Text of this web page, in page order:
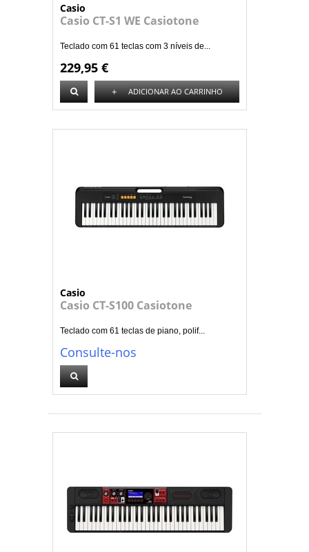
Casio
Casio CT-S1 WE Casiotone
Teclado com 61 teclas com 3 níveis de...
229,95 €
+ ADICIONAR AO CARRINHO
Casio
Casio CT-S100 Casiotone
Teclado com 61 teclas de piano, polif...
Consulte-nos